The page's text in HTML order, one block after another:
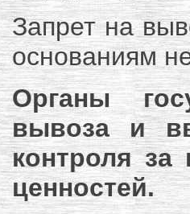
Запрет на
основаниям
Органы
вывоза и
контроля
ценностей.